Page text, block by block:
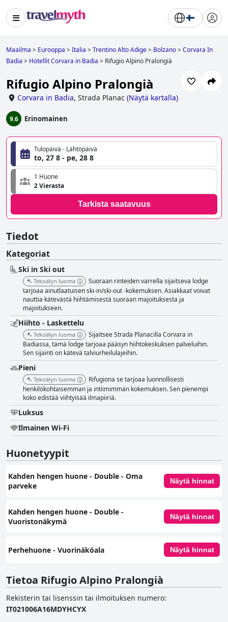
Maailma > Eurooppa >Italia >Trentino Alto Adige> Bolzano>Corvara In
Badia > Hotellit Corvara in Badia > Rifugio Alpino Pralongià
Rifugio Alpino Pralongià
Corvara in Badia, Strada Planac (Näytä kartalla)
9.6 Erinomainen
Tulopäivä - Lähtöpäivä
to, 27 8 - pe, 28 8
1 Huone
2 Vierasta
Tarkista saatavuus
Tiedot
Kategoriat
Ski in Ski out
Tekoälyn luoma
Suoraan rinteiden varrella sijaitseva lodge
tarjoaa ainutlaatuisen ski-in/ski-out -kokemuksen. Asiakkaat voivat
nauttia kätevästä hiihtämisestä suoraan majoituksesta ja
majoitukseen.
Hiihto - Laskettelu
Tekoälyn luoma
Sijaitsee Strada Planacilla Corvara in
Badiassa, tämä lodge tarjoaa pääsyn hiihtokeskuksen palveluihin.
Sen sijainti on kätevä talviurheilulajeihin.
Pieni
Tekoälyn luoma
Rifugiona se tarjoaa luonnollisesti
henkilökohtaisemman ja intiimimmän kokemuksen. Sen pienempi
koko edistää viihtyisää ilmapiiriä.
Luksus
Ilmainen Wi-Fi
Huonetyypit
Kahden hengen huone - Double - Oma
parveke
Näytä hinnat
Kahden hengen huone - Double -
Vuoristonäkymä
Näytä hinnat
Perhehuone - Vuorinäköala Näytä hinnat
Tietoa Rifugio Alpino Pralongià
Rekisterin tai lisenssin tai ilmoituksen numero:
IT021006A16MDYHCYX